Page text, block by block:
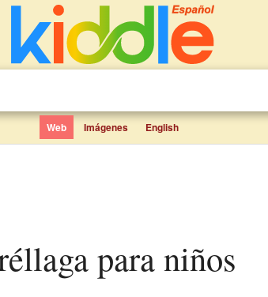
Web Imágenes English
para niños